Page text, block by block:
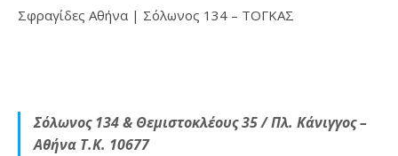
Σφραγίδες Αθήνα | Σόλωνος 134 – ΤΟΓΚΑΣ
Σόλωνος 134 & Θεμιστοκλέους 35 / Πλ. Κάνιγγος –
Αθήνα Τ.Κ. 10677